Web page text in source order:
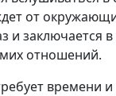
от
и заключается
отношений.
времени